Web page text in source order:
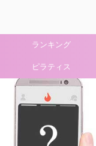
ランキング
ピラティス